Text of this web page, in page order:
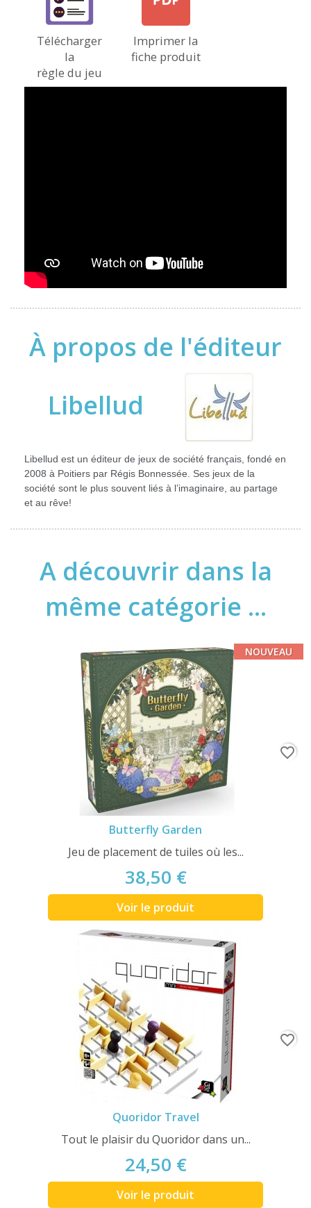
Télécharger
la
règle du jeu
Imprimer la
fiche produit
À propos de l'éditeur
Libellud
Libellud est un éditeur de jeux de société français, fondé en
2008 à Poitiers par Régis Bonnessée. Ses jeux de la
société sont le plus souvent liés à l’imaginaire, au partage
et au rêve!
A découvrir dans la
même catégorie ...
Butterfly Garden
Jeu de placement de tuiles où les...
38,50 €
Voir le produit
NOUVEAU
favorite_border
Quoridor Travel
Tout le plaisir du Quoridor dans un...
24,50 €
Voir le produit
favorite_border